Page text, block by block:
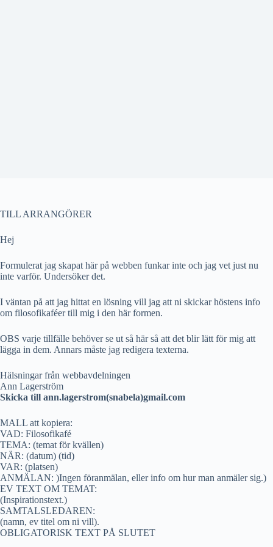
TILL ARRANGÖRER
Hej
Formulerat jag skapat här på webben funkar inte och jag vet just nu
inte varför. Undersöker det.
I väntan på att jag hittat en lösning vill jag att ni skickar höstens info
om filosofikaféer till mig i den här formen.
OBS varje tillfälle behöver se ut så här så att det blir lätt för mig att
lägga in dem. Annars måste jag redigera texterna.
Hälsningar från webbavdelningen
Ann Lagerström
Skicka till ann.lagerstrom(snabela)gmail.com
MALL att kopiera:
VAD: Filosofikafé
TEMA: (temat för kvällen)
NÄR: (datum) (tid)
VAR: (platsen)
ANMÄLAN: )Ingen föranmälan, eller info om hur man anmäler sig.)
EV TEXT OM TEMAT:
(Inspirationstext.)
SAMTALSLEDAREN:
(namn, ev titel om ni vill).
OBLIGATORISK TEXT PÅ SLUTET